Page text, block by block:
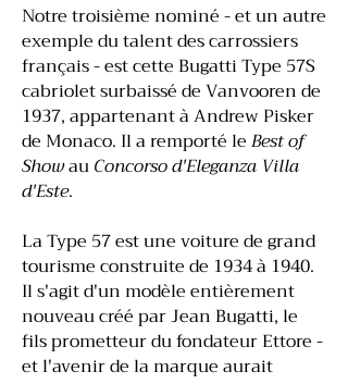
Notre troisième nominé - et un autre
exemple du talent des carrossiers
français - est cette Bugatti Type 57S
cabriolet surbaissé de Vanvooren de
1937, appartenant à Andrew Pisker
de Monaco. Il a remporté leBest of
ShowauConcorso d'Eleganza Villa
d'Este.
La Type 57 est une voiture de grand
tourisme construite de 1934 à 1940.
Il s'agit d'un modèle entièrement
nouveau créé par Jean Bugatti, le
fils prometteur du fondateur Ettore -
et l'avenir de la marque aurait